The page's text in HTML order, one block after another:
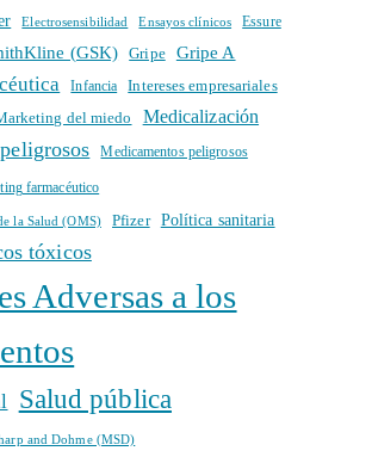
Electrosensibilidad Ensayos clínicos Essure
(GSK) Gripe Gripe A
Infancia
Intereses empresariales
del miedo Medicalización
Medicamentos peligrosos
farmacéutico
la Salud (OMS) Pfizer Política sanitaria
tóxicos
Adversas a los
Salud pública
and Dohme (MSD)